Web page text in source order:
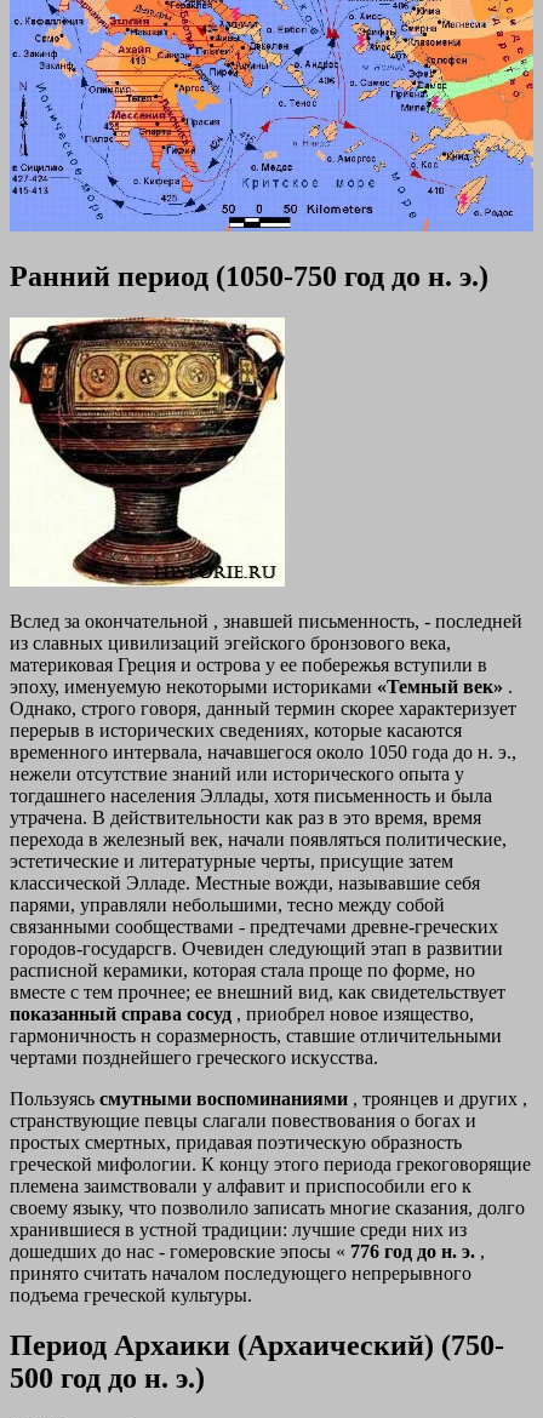
Ранний период (1050-750 год до н. э.)
Вслед за окончательной , знавшей письменность, - последней
из славных цивилизаций эгейского бронзового века,
материковая Греция и острова у ее побережья вступили в
эпоху, именуемую некоторыми историками «Темный век» .
Однако, строго говоря, данный термин скорее характеризует
перерыв в исторических сведениях, которые касаются
временного интервала, начавшегося около 1050 года до н. э.,
нежели отсутствие знаний или исторического опыта у
тогдашнего населения Эллады, хотя письменность и была
утрачена. В действительности как раз в это время, время
перехода в железный век, начали появляться политические,
эстетические и литературные черты, присущие затем
классической Элладе. Местные вожди, называвшие себя
парями, управляли небольшими, тесно между собой
связанными сообществами - предтечами древне-греческих
городов-государсгв. Очевиден следующий этап в развитии
расписной керамики, которая стала проще по форме, но
вместе с тем прочнее; ее внешний вид, как свидетельствует
показанный справа сосуд , приобрел новое изящество,
гармоничность н соразмерность, ставшие отличительными
чертами позднейшего греческого искусства.
Пользуясь смутными воспоминаниями , троянцев и других ,
странствующие певцы слагали повествования о богах и
простых смертных, придавая поэтическую образность
греческой мифологии. К концу этого периода грекоговорящие
племена заимствовали у алфавит и приспособили его к
своему языку, что позволило записать многие сказания, долго
хранившиеся в устной традиции: лучшие среди них из
дошедших до нас - гомеровские эпосы « 776 год до н. э. ,
принято считать началом последующего непрерывного
подъема греческой культуры.
Период Архаики (Архаический) (750-
500 год до н. э.)